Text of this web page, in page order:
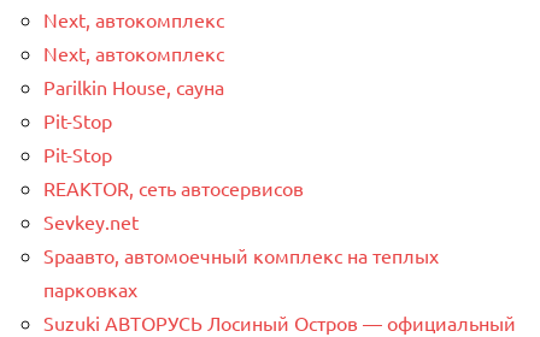
Next, автокомплекс
Next, автокомплекс
Parilkin House, сауна
Pit-Stop
Pit-Stop
REAKTOR, сеть автосервисов
Sevkey.net
Spaавто, автомоечный комплекс на теплых
парковках
Suzuki АВТОРУСЬ Лосиный Остров — официальный